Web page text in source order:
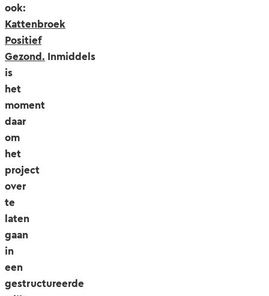
ook:
Kattenbroek
Positief
Gezond. Inmiddels
is
het
moment
daar
om
het
project
over
te
laten
gaan
in
een
gestructureerde